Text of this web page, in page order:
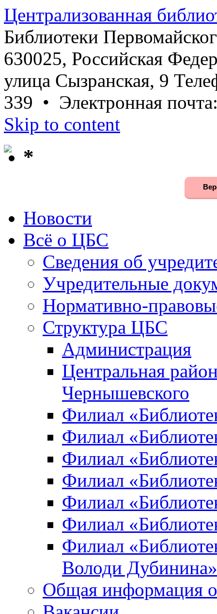
Централизованная
Библиотеки
630025, Российская
улица Сызранская, 9
339 • Электронная
Skip to content
*
Новости
Всё о ЦБС
Сведения об
Учредительные
Нормативно-
Структура ЦБС
Администрация
Центральная
Чернышевского
Филиал
Филиал
Филиал
Филиал
Филиал
Филиал
Филиал
Володи Дубинина»
Общая информация